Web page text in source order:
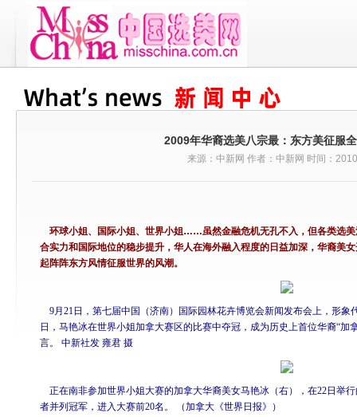
2009年华裔选美八宗最：东方美征服
来源：中新网 作者：中新网 时间：
环球小姐、国际小姐、世界小姐……虽然金融危机无孔不入，但各类选美
合实力和国际地位的稳步提升，华人在海外融入程度的日益加深，华裔美
起阵阵东方风情征服世界的风潮。
9月21日，第七届中国（济南）国际园林花卉博览会新闻发布会上，形象
日，马艳冰在世界小姐加拿大赛区的比赛中夺冠，成为历史上首位华裔“加
言。 中新社发 雍君 摄
正在南非参加世界小姐大赛的加拿大华裔美女马艳冰（右），在22日举
者并列冠军，进入大赛前20名。 （加拿大《世界日报》）